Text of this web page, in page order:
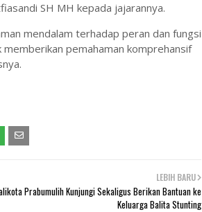
SH MH kepada jajarannya.
mendalam terhadap peran dan fungsi
pemahaman komprehansif
LEBIH BARU
Prabumulih Kunjungi Sekaligus Berikan Bantuan ke
Keluarga Balita Stunting